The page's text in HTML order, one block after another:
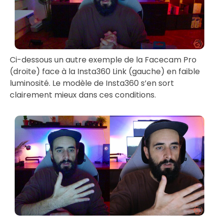
Ci-dessous un autre exemple de la Facecam Pro
(droite) face à la Insta360 Link (gauche) en faible
luminosité. Le modèle de Insta360 s’en sort
clairement mieux dans ces conditions.